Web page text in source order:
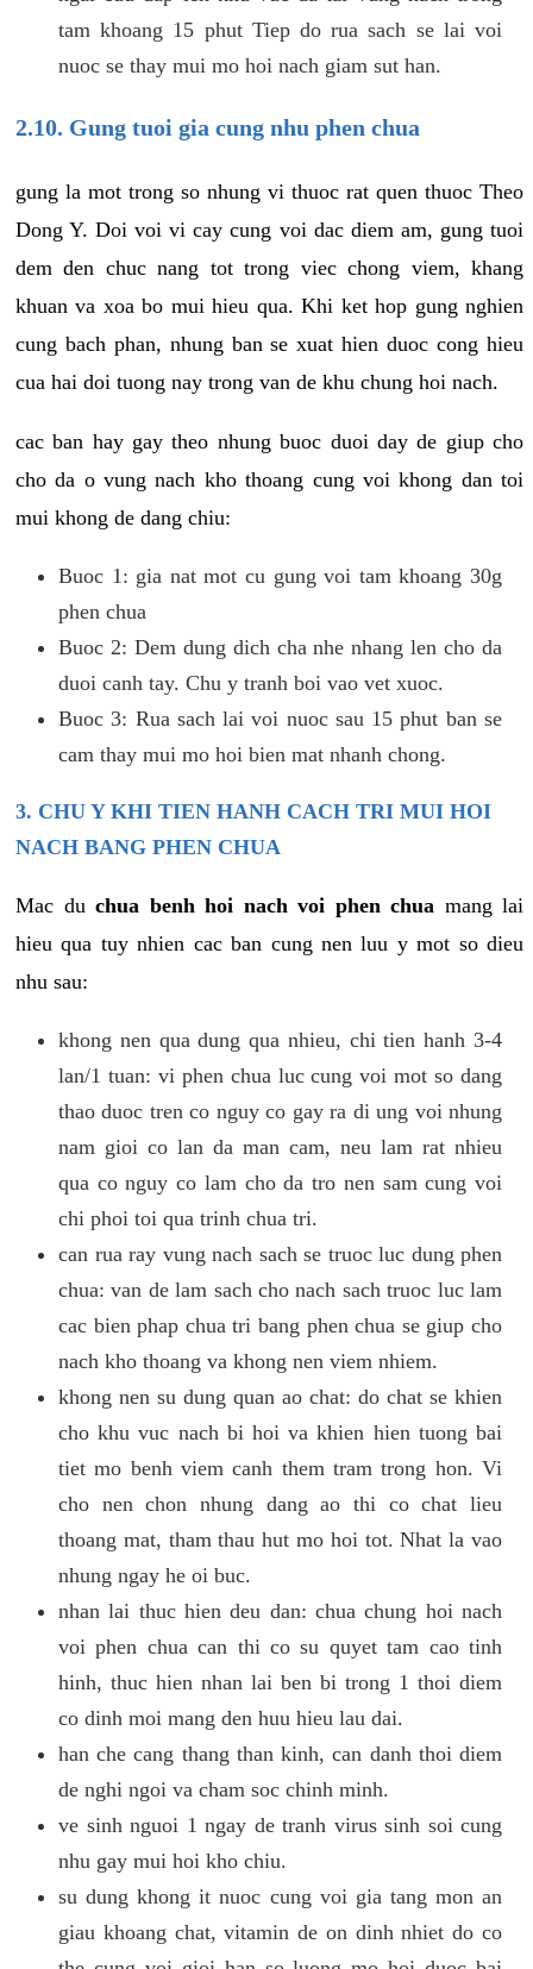
tam khoang 15 phut Tiep do rua sach se lai voi
nuoc se thay mui mo hoi nach giam sut han.
2.10. Gung tuoi gia cung nhu phen chua
gung la mot trong so nhung vi thuoc rat quen thuoc Theo
Dong Y. Doi voi vi cay cung voi dac diem am, gung tuoi
dem den chuc nang tot trong viec chong viem, khang
khuan va xoa bo mui hieu qua. Khi ket hop gung nghien
cung bach phan, nhung ban se xuat hien duoc cong hieu
cua hai doi tuong nay trong van de khu chung hoi nach.
cac ban hay gay theo nhung buoc duoi day de giup cho
cho da o vung nach kho thoang cung voi khong dan toi
mui khong de dang chiu:
Buoc 1: gia nat mot cu gung voi tam khoang 30g
phen chua
Buoc 2: Dem dung dich cha nhe nhang len cho da
duoi canh tay. Chu y tranh boi vao vet xuoc.
Buoc 3: Rua sach lai voi nuoc sau 15 phut ban se
cam thay mui mo hoi bien mat nhanh chong.
3. CHU Y KHI TIEN HANH CACH TRI MUI HOI
NACH BANG PHEN CHUA
Mac du chua benh hoi nach voi phen chua mang lai
hieu qua tuy nhien cac ban cung nen luu y mot so dieu
nhu sau:
khong nen qua dung qua nhieu, chi tien hanh 3-4
lan/1 tuan: vi phen chua luc cung voi mot so dang
thao duoc tren co nguy co gay ra di ung voi nhung
nam gioi co lan da man cam, neu lam rat nhieu
qua co nguy co lam cho da tro nen sam cung voi
chi phoi toi qua trinh chua tri.
can rua ray vung nach sach se truoc luc dung phen
chua: van de lam sach cho nach sach truoc luc lam
cac bien phap chua tri bang phen chua se giup cho
nach kho thoang va khong nen viem nhiem.
khong nen su dung quan ao chat: do chat se khien
cho khu vuc nach bi hoi va khien hien tuong bai
tiet mo benh viem canh them tram trong hon. Vi
cho nen chon nhung dang ao thi co chat lieu
thoang mat, tham thau hut mo hoi tot. Nhat la vao
nhung ngay he oi buc.
nhan lai thuc hien deu dan: chua chung hoi nach
voi phen chua can thi co su quyet tam cao tinh
hinh, thuc hien nhan lai ben bi trong 1 thoi diem
co dinh moi mang den huu hieu lau dai.
han che cang thang than kinh, can danh thoi diem
de nghi ngoi va cham soc chinh minh.
ve sinh nguoi 1 ngay de tranh virus sinh soi cung
nhu gay mui hoi kho chiu.
su dung khong it nuoc cung voi gia tang mon an
giau khoang chat, vitamin de on dinh nhiet do co